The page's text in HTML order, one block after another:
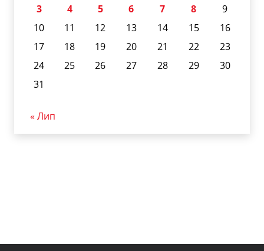
3
4 5 6 7 8
9
10
11 12 13 14 15
16
17
18 19 20 21 22
23
24
25 26 27 28 29
30
31
« Лип